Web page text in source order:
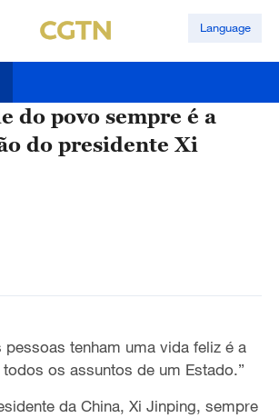
Language
do povo sempre é a
do presidente Xi
pessoas tenham uma vida feliz é a
os assuntos de um Estado.”
da China, Xi Jinping, sempre